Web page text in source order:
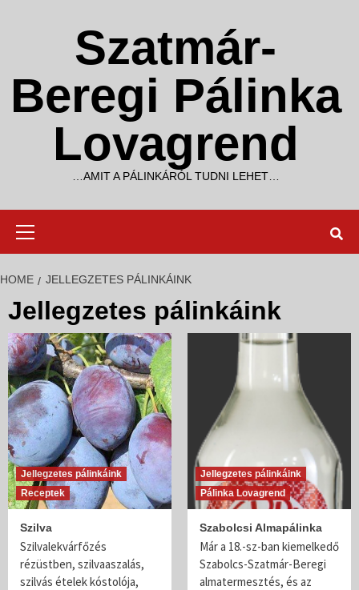
Szatmár-
Beregi Pálinka
Lovagrend
…AMIT A PÁLINKÁRÓL TUDNI LEHET…
HOME JELLEGZETES PÁLINKÁINK
Jellegzetes pálinkáink
Jellegzetes pálinkáink
Receptek
Szilva
Szilvalekvárfőzés
rézüstben, szilvaaszalás,
szilvás ételek kóstolója,
Jellegzetes pálinkáink
Pálinka Lovagrend
Szabolcsi Almapálinka
Már a 18.-sz-ban kiemelkedő
Szabolcs-Szatmár-Beregi
almatermesztés, és az